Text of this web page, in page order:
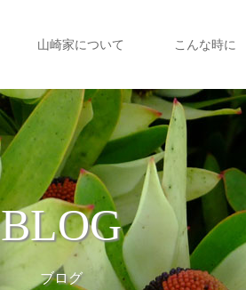
山崎家について こんな時に
BLOG
ブログ